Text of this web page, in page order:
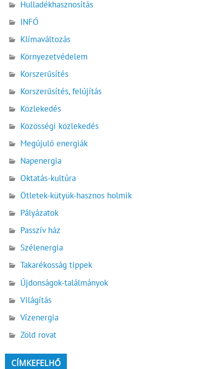
Hulladékhasznosítás
INFÓ
Klímaváltozás
Környezetvédelem
Korszerűsítés
Korszerűsítés, felújítás
Közlekedés
Közösségi közlekedés
Megújuló energiák
Napenergia
Oktatás-kultúra
Ötletek-kütyük-hasznos holmik
Pályázatok
Passzív ház
Szélenergia
Takarékosság tippek
Újdonságok-találmányok
Világítás
Vízenergia
Zöld rovat
CÍMKEFELHŐ